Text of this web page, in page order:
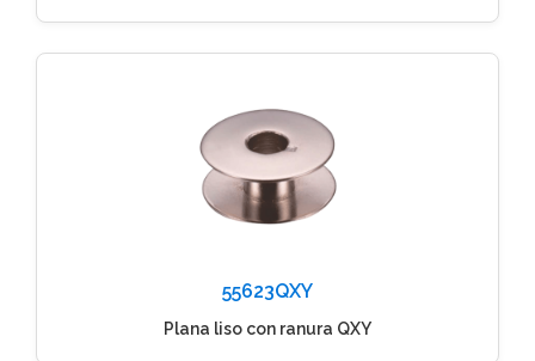
55623QXY
Plana liso con ranura QXY